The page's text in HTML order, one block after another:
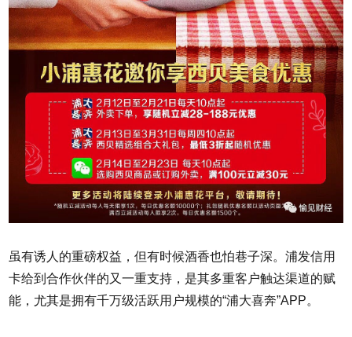
虽有诱人的重磅权益，但有时候酒香也怕巷子深。浦发信用
卡给到合作伙伴的又一重支持，是其多重客户触达渠道的赋
能，尤其是拥有千万级活跃用户规模的“浦大喜奔”APP。